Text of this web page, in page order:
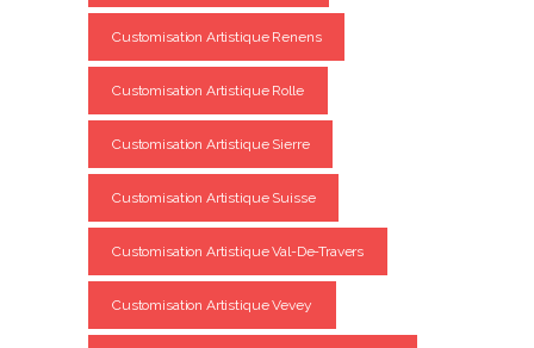
Customisation Artistique Renens
Customisation Artistique Rolle
Customisation Artistique Sierre
Customisation Artistique Suisse
Customisation Artistique Val-De-Travers
Customisation Artistique Vevey